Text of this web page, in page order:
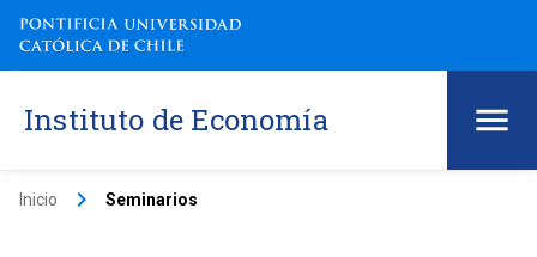
Instituto de Economía
Inicio keyboard_arrow_right Seminarios